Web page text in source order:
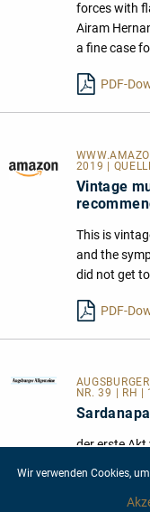
Wir verwenden Cookies,
forces with
Airam
a fine case
PDF-
2019 |
Vintage
This is
and the
did not get
PDF-
NR. 39 | RH |
der erste Akt
die